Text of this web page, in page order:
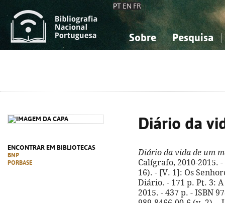
PT EN FR
Sobre Pesquisa
ENCONTRAR EM BIBLIOTECAS
BNP
PORBASE
Diário da
Diário da vida de um
Calígrafo, 2010-2015.
16). - [V. 1]: Os
Diário. - 171 p. Pt. 3:
2015. - 437 p. - ISBN